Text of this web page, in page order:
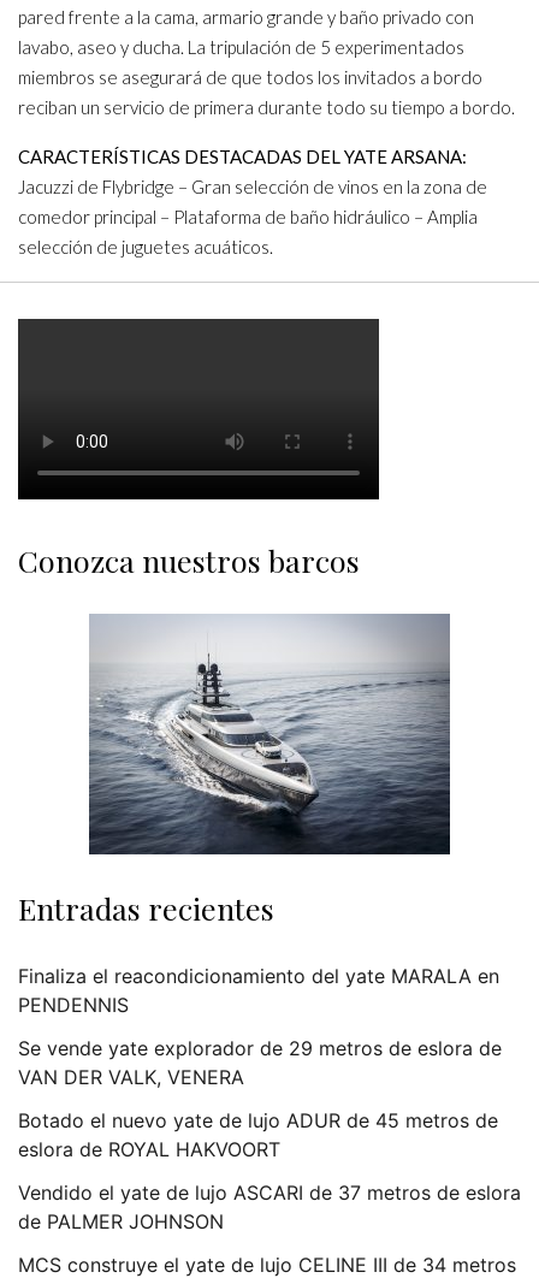
pared frente a la cama, armario grande y baño privado con
lavabo, aseo y ducha. La tripulación de 5 experimentados
miembros se asegurará de que todos los invitados a bordo
reciban un servicio de primera durante todo su tiempo a bordo.
CARACTERÍSTICAS DESTACADAS DEL YATE ARSANA:
Jacuzzi de Flybridge – Gran selección de vinos en la zona de
comedor principal – Plataforma de baño hidráulico – Amplia
selección de juguetes acuáticos.
Conozca nuestros barcos
Entradas recientes
Finaliza el reacondicionamiento del yate MARALA en
PENDENNIS
Se vende yate explorador de 29 metros de eslora de
VAN DER VALK, VENERA
Botado el nuevo yate de lujo ADUR de 45 metros de
eslora de ROYAL HAKVOORT
Vendido el yate de lujo ASCARI de 37 metros de eslora
de PALMER JOHNSON
MCS construye el yate de lujo CELINE III de 34 metros